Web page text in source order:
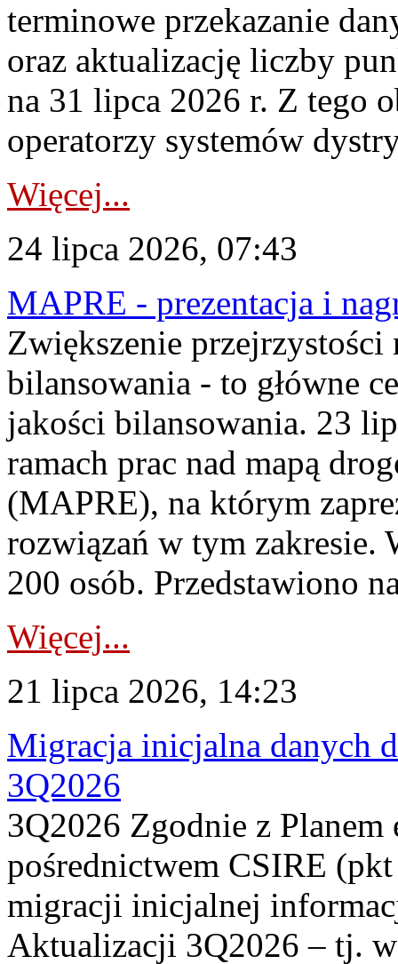
terminowe przekazanie
oraz aktualizację liczby
na 31 lipca 2026 r. Z tego
operatorzy systemów
Więcej...
24 lipca 2026, 07:43
MAPRE - prezentacja i
Zwiększenie
bilansowania - to główne
jakości bilansowania. 23
ramach prac nad mapą
(MAPRE), na którym
rozwiązań w tym zakresie.
200 osób. Przedstawiono
Więcej...
21 lipca 2026, 14:23
Migracja inicjalna danych
3Q2026
3Q2026 Zgodnie z
pośrednictwem CSIRE
migracji inicjalnej
Aktualizacji 3Q2026 – tj.